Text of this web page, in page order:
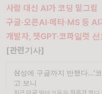
사람 대신 AI가 코딩 밑그림
구글·오픈AI·메타·MS 등
개발자, 챗GPT·코파일럿 선
[관련기사]
삼성에 구글까지 반했다…'
고 보니